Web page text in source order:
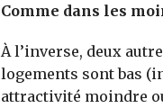
Comme dans les
À l’inverse, deux
logements sont bas
attractivité moindre